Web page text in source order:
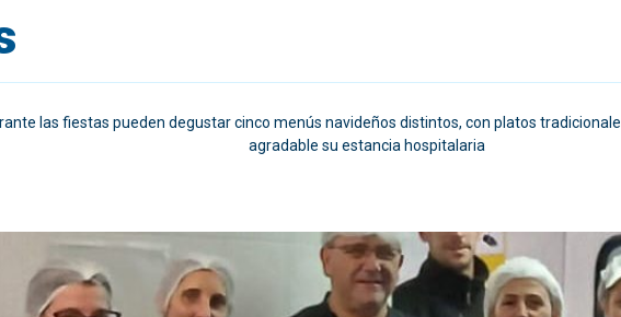
las fiestas pueden degustar cinco menús navideños distintos, con platos
agradable su estancia hospitalaria